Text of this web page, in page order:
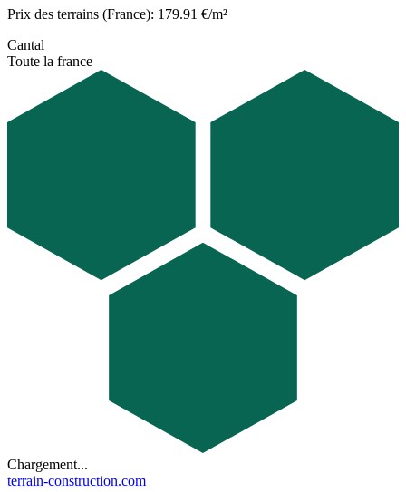
Prix des terrains (France): 179.91 €/m²
Cantal
Toute la france
Chargement...
terrain-construction.com